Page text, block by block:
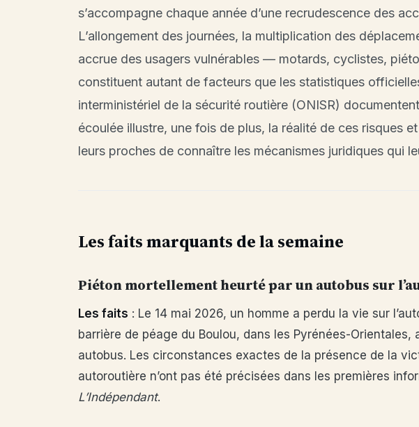
s’accompagne chaque année d’une recrudescence des
L’allongement des journées, la multiplication des
accrue des usagers vulnérables — motards, cyclistes,
constituent autant de facteurs que les statistiques
interministériel de la sécurité routière (ONISR)
écoulée illustre, une fois de plus, la réalité de ces risques
leurs proches de connaître les mécanismes juridiques qui
Les faits marquants de la semaine
Piéton mortellement heurté par un autobus sur
Les faits : Le 14 mai 2026, un homme a perdu la vie sur
barrière de péage du Boulou, dans les Pyrénées-
autobus. Les circonstances exactes de la présence de la
autoroutière n’ont pas été précisées dans les premières
L’Indépendant.